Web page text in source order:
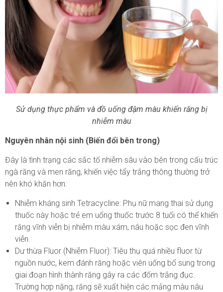
Sử dụng thực phẩm và đồ uống đậm màu khiến răng bị
nhiễm màu
Nguyên nhân nội sinh (Biến đổi bên trong)
Đây là tình trạng các sắc tố nhiễm sâu vào bên trong cấu trúc
ngà răng và men răng, khiến việc tẩy trắng thông thường trở
nên khó khăn hơn:
Nhiễm kháng sinh Tetracycline: Phụ nữ mang thai sử dụng
thuốc này hoặc trẻ em uống thuốc trước 8 tuổi có thể khiến
răng vĩnh viễn bị nhiễm màu xám, nâu hoặc sọc đen vĩnh
viễn.
Dư thừa Fluor (Nhiễm Fluor): Tiêu thụ quá nhiều fluor từ
nguồn nước, kem đánh răng hoặc viên uống bổ sung trong
giai đoạn hình thành răng gây ra các đốm trắng đục.
Trường hợp nặng, răng sẽ xuất hiện các mảng màu nâu